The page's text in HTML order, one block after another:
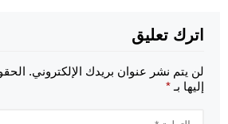
اترك تعليق
لن يتم نشر عنوان بريدك الإلكتروني.
إليها بـ *